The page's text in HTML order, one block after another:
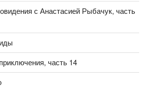
с Анастасией Рыбачук, часть
часть 14